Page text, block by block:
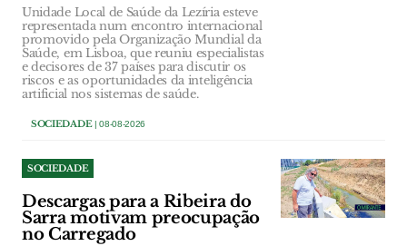
Unidade Local de Saúde da Lezíria esteve
representada num encontro internacional
promovido pela Organização Mundial da
Saúde, em Lisboa, que reuniu especialistas
e decisores de 37 países para discutir os
riscos e as oportunidades da inteligência
artificial nos sistemas de saúde.
SOCIEDADE| 08-08-2026
SOCIEDADE
Descargas para a Ribeira do
Sarra motivam preocupação
no Carregado